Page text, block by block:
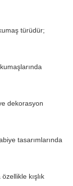
türüdür;
dekorasyon
tasarımlarında
kışlık